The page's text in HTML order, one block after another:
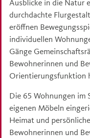
Ausblicke in die Natur
durchdachte
eröffnen
individuellen
Gänge
Bewohnerinnen und
Orientierungsfunktion
Die 65 Wohnungen im
eigenen Möbeln
Heimat und
Bewohnerinnen und